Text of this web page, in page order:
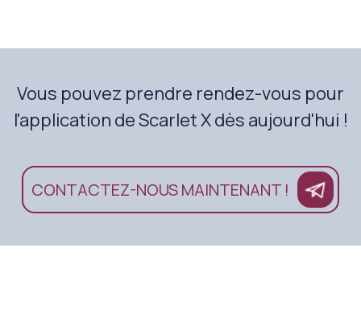
Vous pouvez prendre rendez-vous pour
l'application de Scarlet X dès aujourd'hui !
CONTACTEZ-NOUS MAINTENANT !